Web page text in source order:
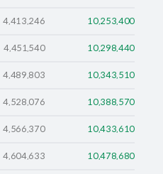
4,413,246 10,253,400
4,451,540 10,298,440
4,489,803 10,343,510
4,528,076 10,388,570
4,566,370 10,433,610
4,604,633 10,478,680